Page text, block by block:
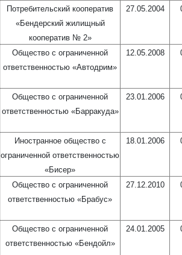
Потребительский кооператив
«Бендерский жилищный
кооператив № 2»
27.05.2004
Общество с ограниченной
ответственностью «Автодрим»
12.05.2008
Общество с ограниченной
ответственностью «Барракуда»
23.01.2006
Иностранное общество с
ограниченной ответственностью
«Бисер»
18.01.2006
Общество с ограниченной
ответственностью «Брабус»
27.12.2010
Общество с ограниченной
ответственностью «Бендойл»
24.01.2005